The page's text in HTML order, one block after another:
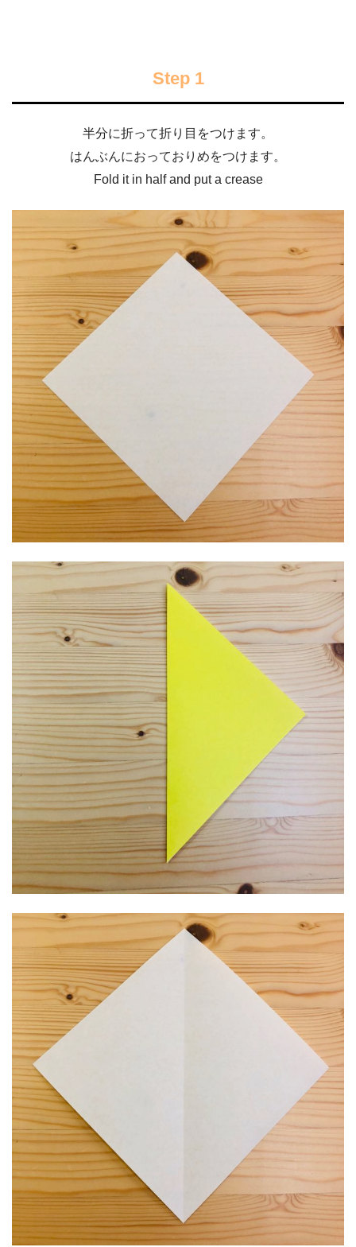
Step 1
半分に折って折り目をつけます。
はんぶんにおっておりめをつけます。
Fold it in half and put a crease